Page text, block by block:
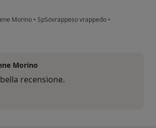
Morino • SpSovrappeso vrappedo •
licciardi.cinzia
Morino
recensione.